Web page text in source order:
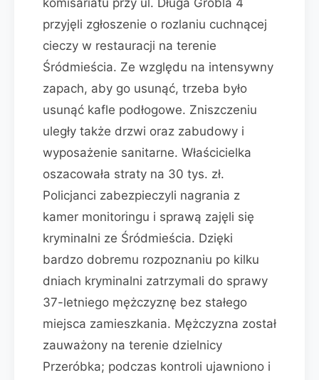
komisariatu przy ul. Długa Grobla 4
przyjęli zgłoszenie o rozlaniu cuchnącej
cieczy w restauracji na terenie
Śródmieścia. Ze względu na intensywny
zapach, aby go usunąć, trzeba było
usunąć kafle podłogowe. Zniszczeniu
uległy także drzwi oraz zabudowy i
wyposażenie sanitarne. Właścicielka
oszacowała straty na 30 tys. zł.
Policjanci zabezpieczyli nagrania z
kamer monitoringu i sprawą zajęli się
kryminalni ze Śródmieścia. Dzięki
bardzo dobremu rozpoznaniu po kilku
dniach kryminalni zatrzymali do sprawy
37-letniego mężczyznę bez stałego
miejsca zamieszkania. Mężczyzna został
zauważony na terenie dzielnicy
Przeróbka; podczas kontroli ujawniono i